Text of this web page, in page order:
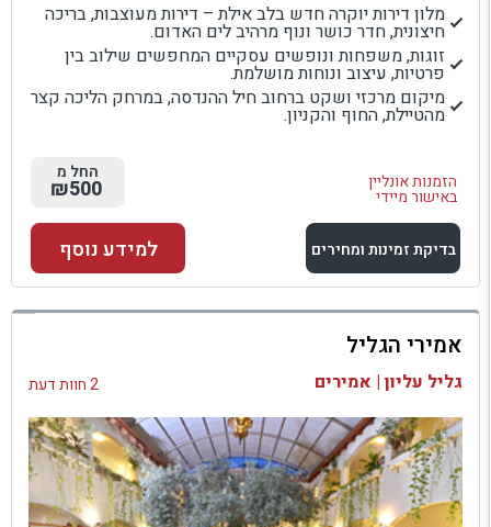
מלון דירות יוקרה חדש בלב אילת – דירות מעוצבות, בריכה
חיצונית, חדר כושר ונוף מרהיב לים האדום.
זוגות, משפחות ונופשים עסקיים המחפשים שילוב בין
פרטיות, עיצוב ונוחות מושלמת.
מיקום מרכזי ושקט ברחוב חיל ההנדסה, במרחק הליכה קצר
מהטיילת, החוף והקניון.
הזמנות אונליין
באישור מיידי
החל מ
₪500
בדיקת זמינות ומחירים
למתחם זה
בדיקת זמינות ומחירים
למידע נוסף
אמירי הגליל
גליל עליון | אמירים 2 חוות דעת